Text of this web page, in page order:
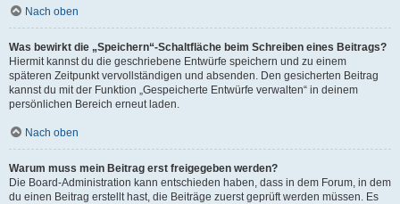
Nach oben
Was bewirkt die „Speichern“-Schaltfläche beim Schreiben eines Beitrags?
Hiermit kannst du die geschriebene Entwürfe speichern und zu einem
späteren Zeitpunkt vervollständigen und absenden. Den gesicherten Beitrag
kannst du mit der Funktion „Gespeicherte Entwürfe verwalten“ in deinem
persönlichen Bereich erneut laden.
Nach oben
Warum muss mein Beitrag erst freigegeben werden?
Die Board-Administration kann entschieden haben, dass in dem Forum, in dem
du einen Beitrag erstellt hast, die Beiträge zuerst geprüft werden müssen. Es